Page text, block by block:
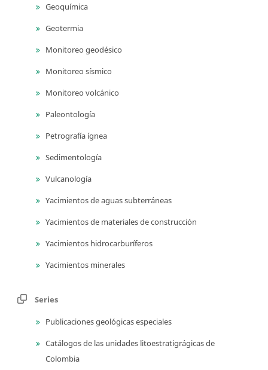
Geoquímica
Geotermia
Monitoreo geodésico
Monitoreo sísmico
Monitoreo volcánico
Paleontología
Petrografía ígnea
Sedimentología
Vulcanología
Yacimientos de aguas subterráneas
Yacimientos de materiales de construcción
Yacimientos hidrocarburíferos
Yacimientos minerales
Series
Publicaciones geológicas especiales
Catálogos de las unidades litoestratigrágicas de
Colombia